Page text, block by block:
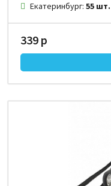
Екатеринбург:55 шт.
339 р